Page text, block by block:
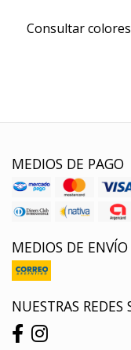
Consultar
MEDIOS DE PAGO
MEDIOS DE ENVÍO
NUESTRAS REDES